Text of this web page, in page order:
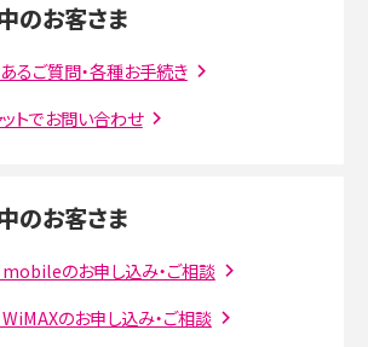
との違いやメリット・デメリットを解説
要性、メリット・デメリット、接続方法を解説
ム）でスクショするとバレる？バレるケースや撮り方も解
こと、注意点や届かない時の対処法を解説
のお客さま
るご質問・各種お手続き
トでお問い合わせ
のお客さま
のお申し込み・ご相談
のお申し込み・ご相談